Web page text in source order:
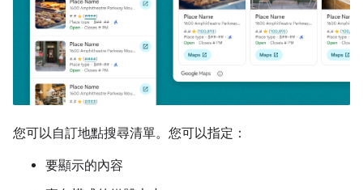
您可以自訂地點搜尋清單。您可以指定：
要顯示的內容